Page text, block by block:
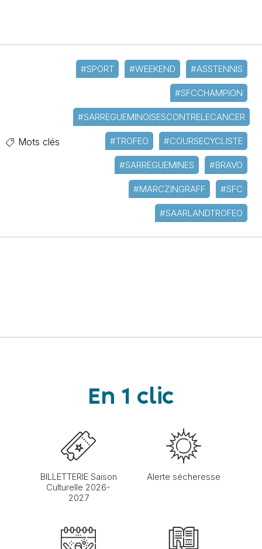
Mots clés
#SPORT #WEEKEND #ASSTENNIS
#SFCCHAMPION
#SARREGUEMINOISESCONTRELECANCER
#TROFEO #COURSECYCLISTE
#SARREGUEMINES #BRAVO
#MARCZINGRAFF #SFC
#SAARLANDTROFEO
En 1 clic
BILLETTERIE Saison
Culturelle 2026-
2027
Alerte sécheresse